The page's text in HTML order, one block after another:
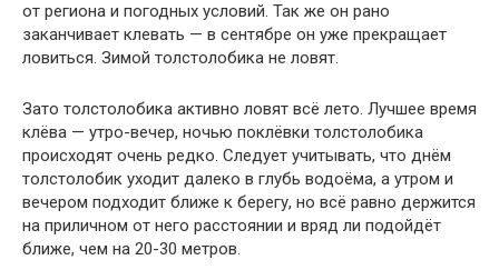
от региона и погодных условий. Так же он рано
заканчивает клевать — в сентябре он уже прекращает
ловиться. Зимой толстолобика не ловят.
Зато толстолобика активно ловят всё лето. Лучшее время
клёва — утро-вечер, ночью поклёвки толстолобика
происходят очень редко. Следует учитывать, что днём
толстолобик уходит далеко в глубь водоёма, а утром и
вечером подходит ближе к берегу, но всё равно держится
на приличном от него расстоянии и вряд ли подойдёт
ближе, чем на 20-30 метров.